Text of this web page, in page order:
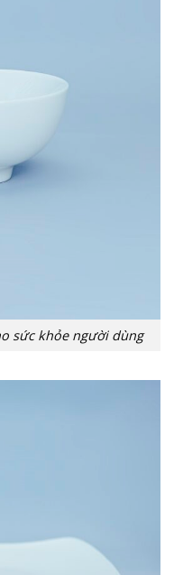
sức khỏe người dùng